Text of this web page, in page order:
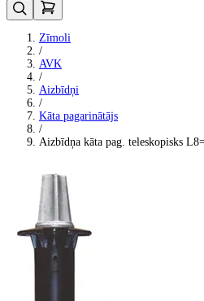
Zīmoli
/
AVK
/
Aizbīdņi
/
Kāta pagarinātājs
/
Aizbīdņa kāta pag. teleskopisks